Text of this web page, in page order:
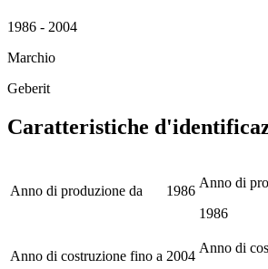
1986 - 2004
Marchio
Geberit
Caratteristiche
Anno di produzione da 1986
Anno di
1986
Anno di costruzione fino a 2004
Anno di